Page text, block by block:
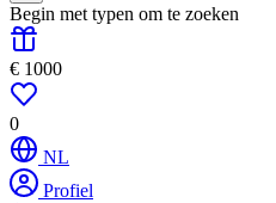
Begin met typen om te zoeken
€ 1000
0
NL
Profiel